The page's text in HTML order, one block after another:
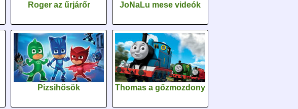
Roger az űrjárőr JoNaLu mese videók
Pizsihősök Thomas a gőzmozdony